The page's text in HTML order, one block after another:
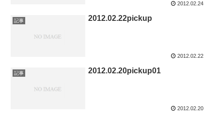
2012.02.24
記事 2012.02.22pickup
2012.02.22
記事 2012.02.20pickup01
2012.02.20